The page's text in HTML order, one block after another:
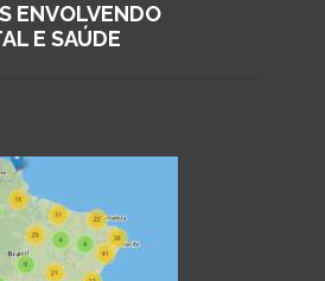
ENVOLVENDO
E SAÚDE